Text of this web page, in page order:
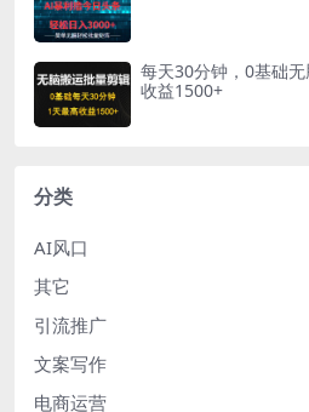
每天30分钟，0基础
收益1500+
分类
AI风口
其它
引流推广
文案写作
电商运营